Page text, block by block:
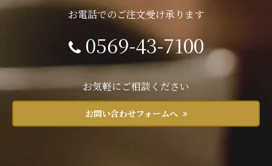
お電話でのご注文受け承ります
0569-43-7100
お気軽にご相談ください
お問い合わせフォームへ